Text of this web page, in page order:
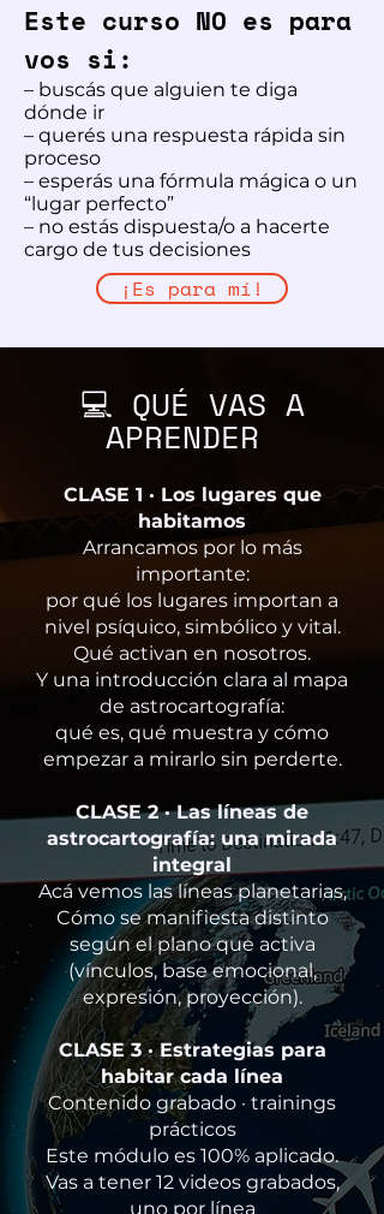
Este curso NO es para
vos si:
– buscás que alguien te diga
dónde ir
– querés una respuesta rápida sin
proceso
– esperás una fórmula mágica o un
“lugar perfecto”
– no estás dispuesta/o a hacerte
cargo de tus decisiones
¡Es para mí!
💻 QUÉ VAS A
APRENDER
CLASE 1 · Los lugares que
habitamos
Arrancamos por lo más
importante:
por qué los lugares importan a
nivel psíquico, simbólico y vital.
Qué activan en nosotros.
Y una introducción clara al mapa
de astrocartografía:
qué es, qué muestra y cómo
empezar a mirarlo sin perderte.​​
CLASE 2 · Las líneas de
astrocartografía: una mirada
integral
Acá vemos las líneas planetarias,
Cómo se manifiesta distinto
según el plano que activa
(vínculos, base emocional,
expresión, proyección).
CLASE 3 · Estrategias para
habitar cada línea
Contenido grabado · trainings
prácticos
Este módulo es 100% aplicado.
Vas a tener 12 videos grabados,
uno por línea